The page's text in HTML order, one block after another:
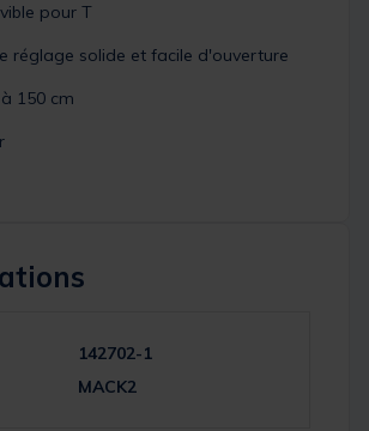
pour T
réglage solide et facile d'ouverture
150 cm
142702-1
MACK2